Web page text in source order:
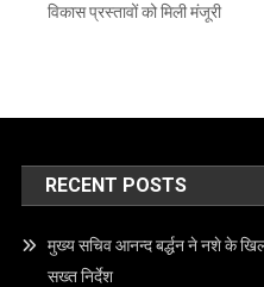
विकास प्रस्तावों को मिली मंजूरी
RECENT POSTS
मुख्य सचिव आनन्द बर्द्धन ने नशे के
सख्त निर्देश